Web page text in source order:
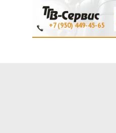
+7 (950) 449-45-65